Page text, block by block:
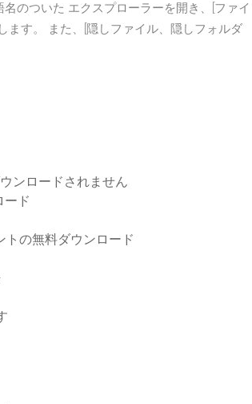
のついた エクスプローラーを開き、[ファイ
ます。 また、[隠しファイル、隠しフォルダ
ンロードされません
ード
の無料ダウンロード